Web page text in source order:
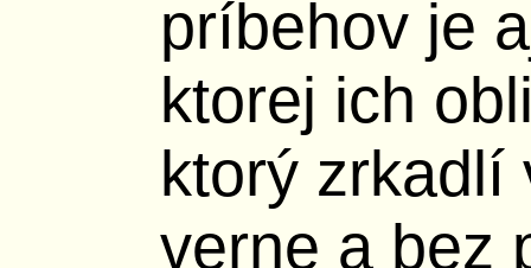
príbehov je
ktorej ich
ktorý zrkadlí
verne a bez